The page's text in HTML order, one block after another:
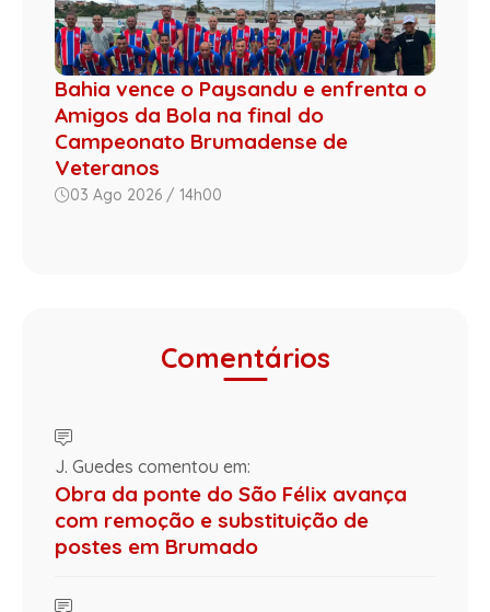
Bahia vence o Paysandu e enfrenta o
Amigos da Bola na final do
Campeonato Brumadense de
Veteranos
03 Ago 2026 / 14h00
Comentários
J. Guedes comentou em:
Obra da ponte do São Félix avança
com remoção e substituição de
postes em Brumado